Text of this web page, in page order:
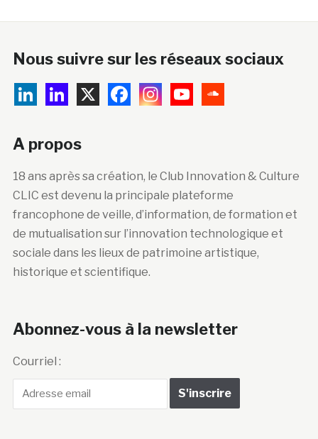
Nous suivre sur les réseaux sociaux
A propos
18 ans après sa création, le Club Innovation & Culture
CLIC est devenu la principale plateforme
francophone de veille, d’information, de formation et
de mutualisation sur l’innovation technologique et
sociale dans les lieux de patrimoine artistique,
historique et scientifique.
Abonnez-vous à la newsletter
Courriel :